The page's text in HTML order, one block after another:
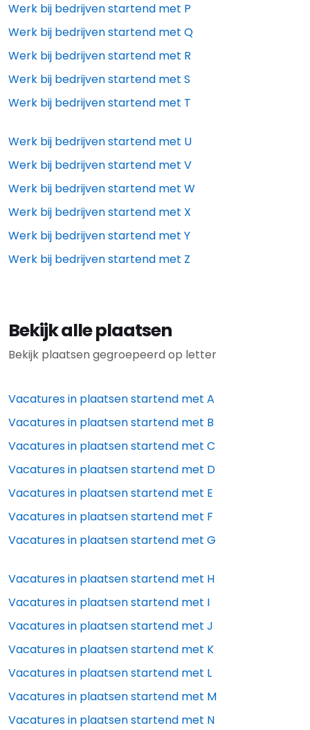
Werk bij bedrijven startend met P
Werk bij bedrijven startend met Q
Werk bij bedrijven startend met R
Werk bij bedrijven startend met S
Werk bij bedrijven startend met T
Werk bij bedrijven startend met U
Werk bij bedrijven startend met V
Werk bij bedrijven startend met W
Werk bij bedrijven startend met X
Werk bij bedrijven startend met Y
Werk bij bedrijven startend met Z
Bekijk alle plaatsen
Bekijk plaatsen gegroepeerd op letter
Vacatures in plaatsen startend met A
Vacatures in plaatsen startend met B
Vacatures in plaatsen startend met C
Vacatures in plaatsen startend met D
Vacatures in plaatsen startend met E
Vacatures in plaatsen startend met F
Vacatures in plaatsen startend met G
Vacatures in plaatsen startend met H
Vacatures in plaatsen startend met I
Vacatures in plaatsen startend met J
Vacatures in plaatsen startend met K
Vacatures in plaatsen startend met L
Vacatures in plaatsen startend met M
Vacatures in plaatsen startend met N